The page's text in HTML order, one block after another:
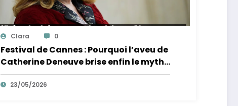
Clara 0
Festival de Cannes : Pourquoi l’aveu de
Catherine Deneuve brise enfin le mythe
de la Croisette
23/05/2026